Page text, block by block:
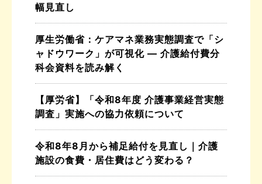
幅見直し
厚生労働省：ケアマネ業務実態調査で「シ
ャドウワーク」が可視化 ― 介護給付費分
科会資料を読み解く
【厚労省】「令和8年度 介護事業経営実態
調査」実施への協力依頼について
令和8年8月から補足給付を見直し｜介護
施設の食費・居住費はどう変わる？